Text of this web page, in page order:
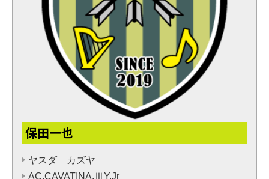
保田一也
ヤスダ カズヤ
AC.CAVATINA.ⅢY.Jr